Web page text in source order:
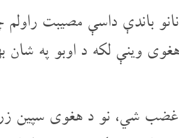
باندې داسې مصیبت
وینې لکه د اوبو په
شي، نو د هغوی سپین زر